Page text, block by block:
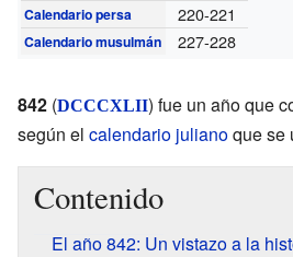
Calendario persa 220-221
Calendario musulmán 227-228
842 (DCCCXLII) fue un año que
según el calendario julianoque se
Contenido
El año 842: Un vistazo a la